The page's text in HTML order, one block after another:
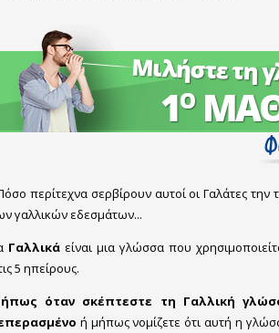
περίτεχνα σερβίρουν αυτοί οι Γαλάτες την
γαλλικών εδεσμάτων...
Γαλλικάείναι μια γλώσσα που
5 ηπείρους.
όταν σκέπτεστε τη Γαλλική
ή μήπως νομίζετε ότι αυτή η